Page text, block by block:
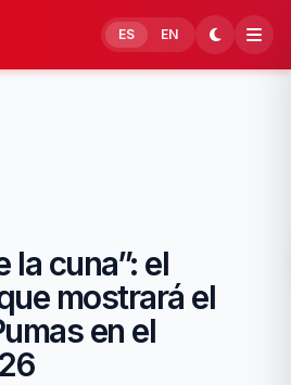
ES EN
la cuna”: el
mostrará el
en el